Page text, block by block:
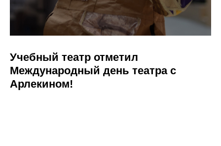
Учебный театр отметил
Международный день театра с
Арлекином!